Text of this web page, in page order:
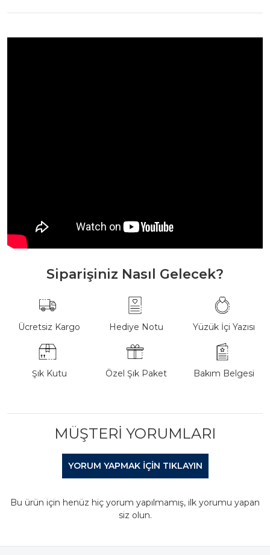
Siparişiniz Nasıl Gelecek?
Ücretsiz Kargo Hediye Notu Yüzük İçi Yazısı
Şık Kutu Özel Şık Paket Bakım Belgesi
MÜŞTERI YORUMLARI
YORUM YAPMAK IÇIN TIKLAYIN
Bu ürün için henüz hiç yorum yapılmamış, ilk yorumu yapan
siz olun.